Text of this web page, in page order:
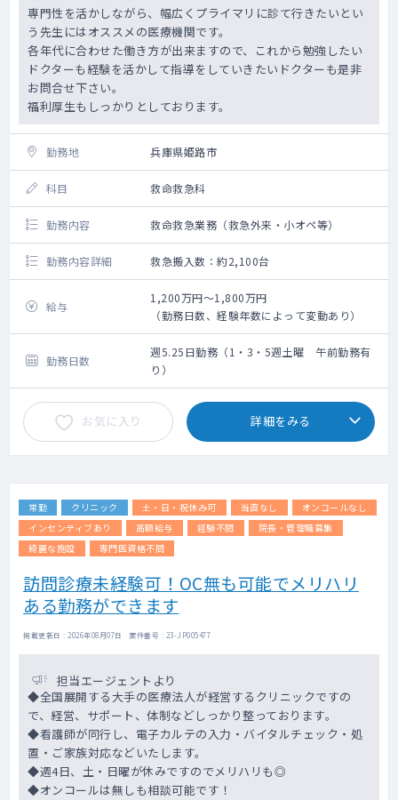
専門性を活かしながら、幅広くプライマリに診て行きたいとい
う先生にはオススメの医療機関です。
各年代に合わせた働き方が出来ますので、これから勉強したい
ドクターも経験を活かして指導をしていきたいドクターも是非
お問合せ下さい。
福利厚生もしっかりとしております。
勤務地 兵庫県姫路市
科目 救命救急科
勤務内容 救命救急業務（救急外来・小オペ等）
勤務内容詳細 救急搬入数：約2,100台
給与
1,200万円～1,800万円
（勤務日数、経験年数によって変動あり）
勤務日数
週5.25日勤務（1・3・5週土曜 午前勤務有
り）
お気に入り 詳細をみる
常勤 クリニック 土・日・祝休み可 当直なし
オンコールなし
インセンティブあり
高額給与 経験不問
院長・管理職募集
綺麗な施設
専門医資格不問
訪問診療未経験可！OC無も可能でメリハリ
ある勤務ができます
掲載更新日 : 2026年08月07日 案件番号 : 23-JP005477
担当エージェントより
◆全国展開する大手の医療法人が経営するクリニックですの
で、経営、サポート、体制などしっかり整っております。
◆看護師が同行し、電子カルテの入力・バイタルチェック・処
置・ご家族対応などいたします。
◆週4日、土・日曜が休みですのでメリハリも◎
◆オンコールは無しも相談可能です！